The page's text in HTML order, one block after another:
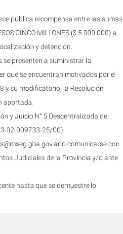
pública recompensa entre las sumas
CINCO MILLONES ($ 5.000.000) a
y detención.
se presenten a suministrar la
que se encuentran motivados por el
y su modificatorio, la Resolución
aportada.
y Juicio N° 5 Descentralizada de
02-009733-25/00).
o comunicarse con
Judiciales de la Provincia y/o ante
hasta que se demuestre lo